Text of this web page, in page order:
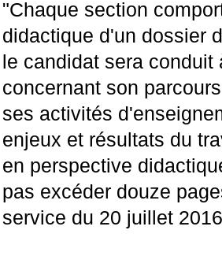
"Chaque section
didactique d'un dossier
le candidat sera
concernant son
ses activités
enjeux et résultats du
en perspective
pas excéder douze
service du 20 juillet